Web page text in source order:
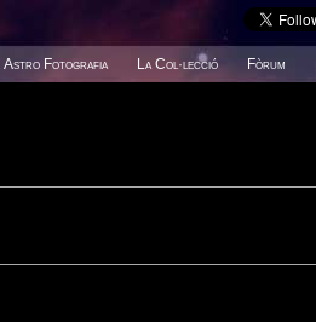
Astro Fotografia La Col·lecció Fòrum